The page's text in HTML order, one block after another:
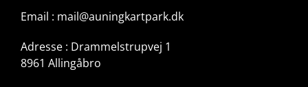
Email : mail@auningkartpark.dk
Adresse : Drammelstrupvej 1
8961 Allingåbro